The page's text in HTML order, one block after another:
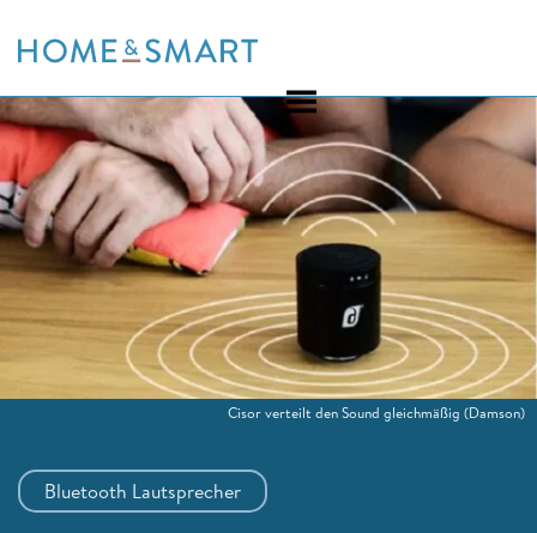
to
Bluetooth Lautsprecher
Cisor verteilt den Sound gleichmäßig (Damson)